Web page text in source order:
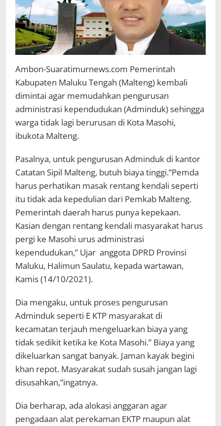
Ambon-Suaratimurnews.com Pemerintah
Kabupaten Maluku Tengah (Malteng) kembali
dimintai agar memudahkan pengurusan
administrasi kependudukan (Adminduk) sehingga
warga tidak lagi berurusan di Kota Masohi,
ibukota Malteng.
Pasalnya, untuk pengurusan Adminduk di kantor
Catatan Sipil Malteng, butuh biaya tinggi.”Pemda
harus perhatikan masak rentang kendali seperti
itu tidak ada kepedulian dari Pemkab Malteng.
Pemerintah daerah harus punya kepekaan.
Kasian dengan rentang kendali masyarakat harus
pergi ke Masohi urus administrasi
kependudukan,” Ujar anggota DPRD Provinsi
Maluku, Halimun Saulatu, kepada wartawan,
Kamis (14/10/2021).
Dia mengaku, untuk proses pengurusan
Adminduk seperti E KTP masyarakat di
kecamatan terjauh mengeluarkan biaya yang
tidak sedikit ketika ke Kota Masohi.” Biaya yang
dikeluarkan sangat banyak. Jaman kayak begini
khan repot. Masyarakat sudah susah jangan lagi
disusahkan,”ingatnya.
Dia berharap, ada alokasi anggaran agar
pengadaan alat perekaman EKTP maupun alat